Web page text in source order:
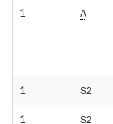
1 A
1 S2
1 S2